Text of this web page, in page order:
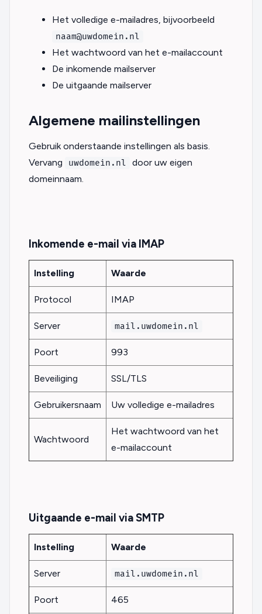
Het volledige e-mailadres, bijvoorbeeld
naam@uwdomein.nl
Het wachtwoord van het e-mailaccount
De inkomende mailserver
De uitgaande mailserver
Algemene mailinstellingen
Gebruik onderstaande instellingen als basis.
Vervang
uwdomein.nl
door uw eigen
domeinnaam.
Inkomende e-mail via IMAP
Instelling Waarde
Protocol IMAP
Server mail.uwdomein.nl
Poort 993
Beveiliging SSL/TLS
Gebruikersnaam Uw volledige e-mailadres
Wachtwoord
Het wachtwoord van het
e-mailaccount
Uitgaande e-mail via SMTP
Instelling Waarde
Server mail.uwdomein.nl
Poort 465